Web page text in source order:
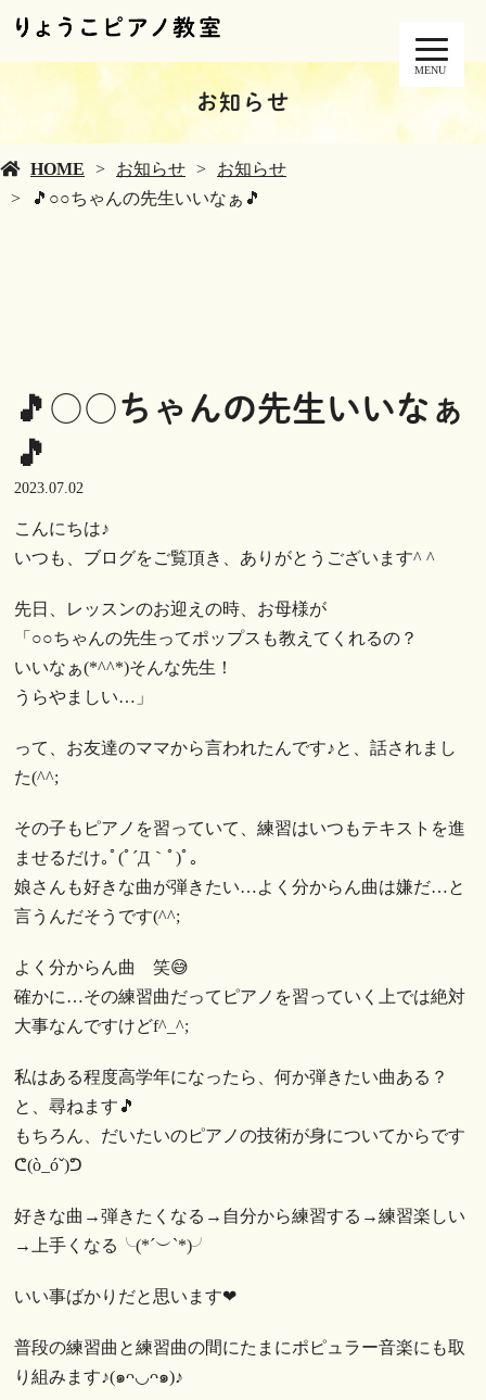
MENU
お知らせ
HOME お知らせ
お知らせ
🎵○○ちゃんの先生いいなぁ🎵
🎵○○ちゃんの先生いいなぁ
🎵
2023.07.02
こんにちは♪
いつも、ブログをご覧頂き、ありがとうございます^ ^
先日、レッスンのお迎えの時、お母様が
「○○ちゃんの先生ってポップスも教えてくれるの？
いいなぁ(*^^*)そんな先生！
うらやましい…」
って、お友達のママから言われたんです♪と、話されまし
た(^^;
その子もピアノを習っていて、練習はいつもテキストを進
ませるだけ｡ﾟ(ﾟ´Д｀ﾟ)ﾟ｡
娘さんも好きな曲が弾きたい…よく分からん曲は嫌だ…と
言うんだそうです(^^;
よく分からん曲 笑😅
確かに…その練習曲だってピアノを習っていく上では絶対
大事なんですけどf^_^;
私はある程度高学年になったら、何か弾きたい曲ある？
と、尋ねます🎵
もちろん、だいたいのピアノの技術が身についてからです
ᕦ(ò_óˇ)ᕤ
好きな曲→弾きたくなる→自分から練習する→練習楽しい
→上手くなる╰(*´︶`*)╯
いい事ばかりだと思います❤︎
普段の練習曲と練習曲の間にたまにポピュラー音楽にも取
り組みます♪(๑ᴖ◡ᴖ๑)♪